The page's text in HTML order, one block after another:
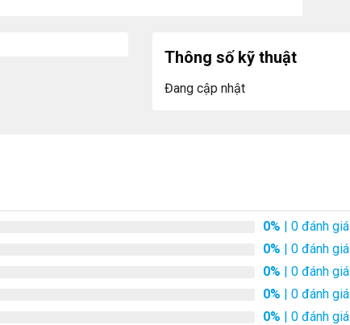
Thông số kỹ thuật
Đang cập nhật
0% | 0 đánh giá
0% | 0 đánh giá
0% | 0 đánh giá
0% | 0 đánh giá
0% | 0 đánh giá